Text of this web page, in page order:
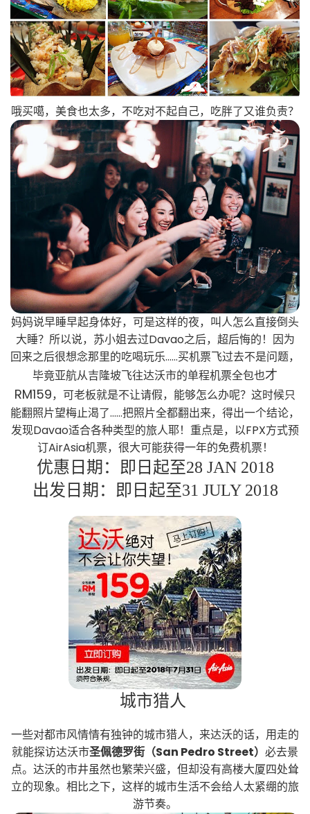
哦买噶，美食也太多，不吃对不起自己，吃胖了又谁负责？
妈妈说早睡早起身体好，可是这样的夜，叫人怎么直接倒头
大睡？所以说，苏小姐去过Davao之后，超后悔的！因为
回来之后很想念那里的吃喝玩乐……买机票飞过去不是问题，
毕竟亚航从吉隆坡飞往达沃市的单程机票全包也才
RM159，可老板就是不让请假，能够怎么办呢？这时候只
能翻照片望梅止渴了……把照片全都翻出来，得出一个结论，
发现Davao适合各种类型的旅人耶！重点是，以FPX方式预
订AirAsia机票，很大可能获得一年的免费机票！
优惠日期：即日起至28 JAN 2018
出发日期：即日起至31 JULY 2018
城市猎人
一些对都市风情情有独钟的城市猎人，来达沃的话，用走的
就能探访达沃市圣佩德罗街（San Pedro Street） 必去景
点。达沃的市井虽然也繁荣兴盛，但却没有高楼大厦四处耸
立的现象。相比之下，这样的城市生活不会给人太紧绷的旅
游节奏。